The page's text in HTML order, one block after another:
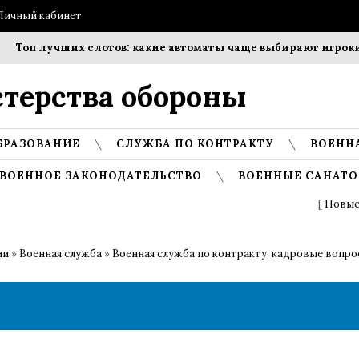
кабинет
лучших слотов: какие автоматы чаще выбирают игроки?
обороны
СЛУЖБА ПО КОНТРАКТУ
ВОЕННОЕ ЗАКОНОДАТЕЛЬСТВО ВОЕННЫЕ
[
» Военная служба » Военная служба по контракту: кадровые